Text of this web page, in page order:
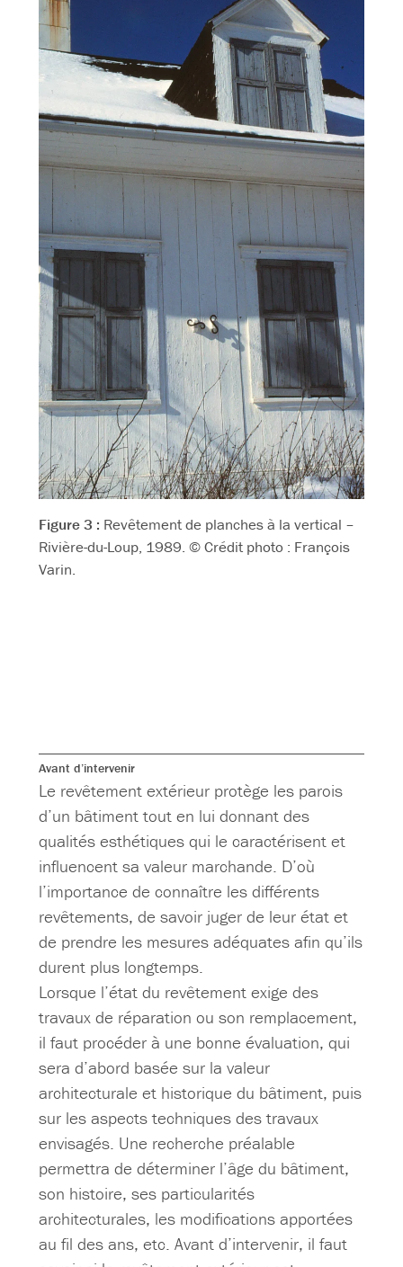
Figure 3 : Revêtement de planches à la vertical –
Rivière-du-Loup, 1989. © Crédit photo : François
Varin.
Avant d’intervenir
Le revêtement extérieur protège les parois
d’un bâtiment tout en lui donnant des
qualités esthétiques qui le caractérisent et
influencent sa valeur marchande. D’où
l’importance de connaître les différents
revêtements, de savoir juger de leur état et
de prendre les mesures adéquates afin qu’ils
durent plus longtemps.
Lorsque l’état du revêtement exige des
travaux de réparation ou son remplacement,
il faut procéder à une bonne évaluation, qui
sera d’abord basée sur la valeur
architecturale et historique du bâtiment, puis
sur les aspects techniques des travaux
envisagés. Une recherche préalable
permettra de déterminer l’âge du bâtiment,
son histoire, ses particularités
architecturales, les modifications apportées
au fil des ans, etc. Avant d’intervenir, il faut